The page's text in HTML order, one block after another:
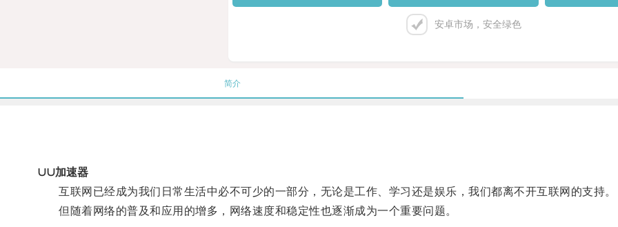
安卓市场，安全绿色
简介
∪∪加速器
互联网已经成为我们日常生活中必不可少的一部分，无论是工作、学习还是娱乐，我们都离不开互联网的支持。
但随着网络的普及和应用的增多，网络速度和稳定性也逐渐成为一个重要问题。